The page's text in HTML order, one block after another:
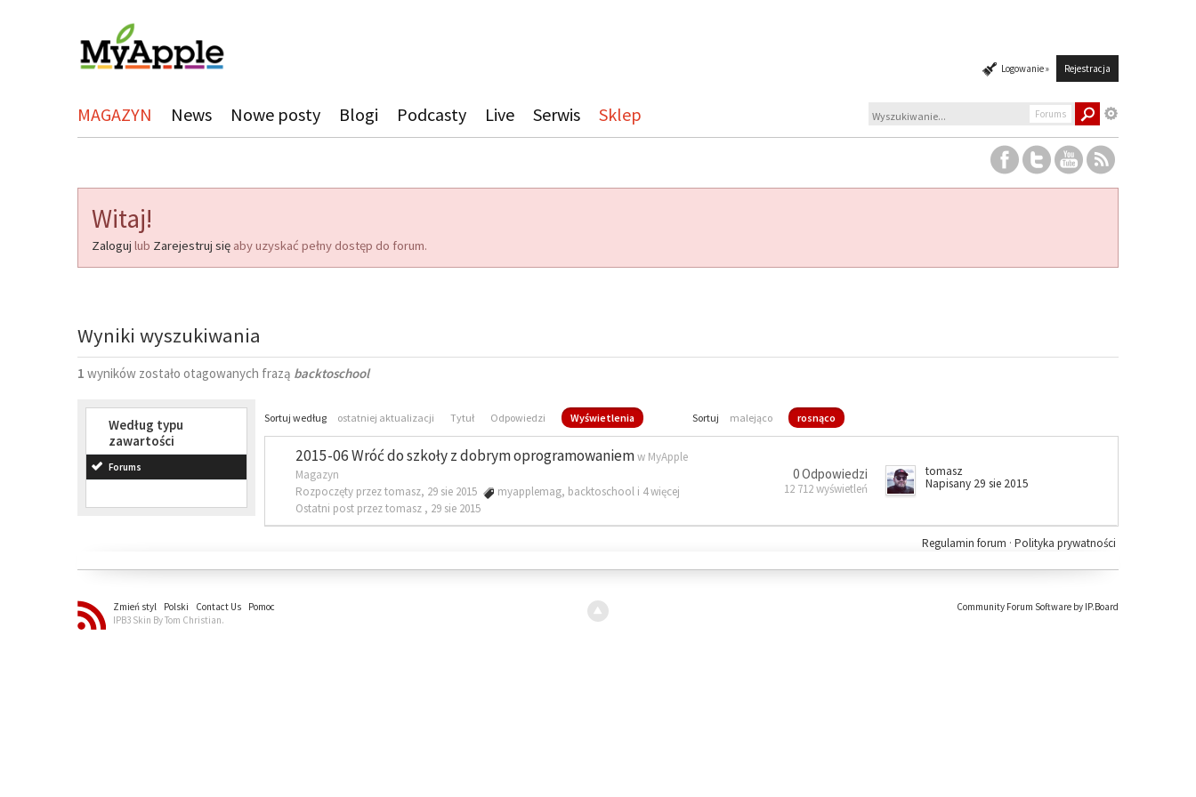
Logowanie » Rejestracja
MAGAZYN News Nowe posty Blogi Podcasty Live Serwis Sklep Forums
Witaj!
Zaloguj lub Zarejestruj się aby uzyskać pełny dostęp do forum.
Wyniki wyszukiwania
1 wyników zostało otagowanych frazą backtoschool
Według typu
zawartości
Forums
Sortuj według ostatniej aktualizacji Tytuł Odpowiedzi Wyświetlenia Sortuj malejąco rosnąco
2015-06 Wróć do szkoły z dobrym oprogramowaniemw MyApple
Magazyn
Rozpoczęty przez tomasz, 29 sie 2015
myapplemag, backtoschool i 4 więcej
Ostatni post przez tomasz , 29 sie 2015
0 Odpowiedzi
12 712 wyświetleń
tomasz
Napisany 29 sie 2015
Polityka prywatności
Regulamin forum ·
Zmień styl Polski Contact Us
Pomoc
IPB3 Skin By Tom Christian.
Community Forum Software by IP.Board